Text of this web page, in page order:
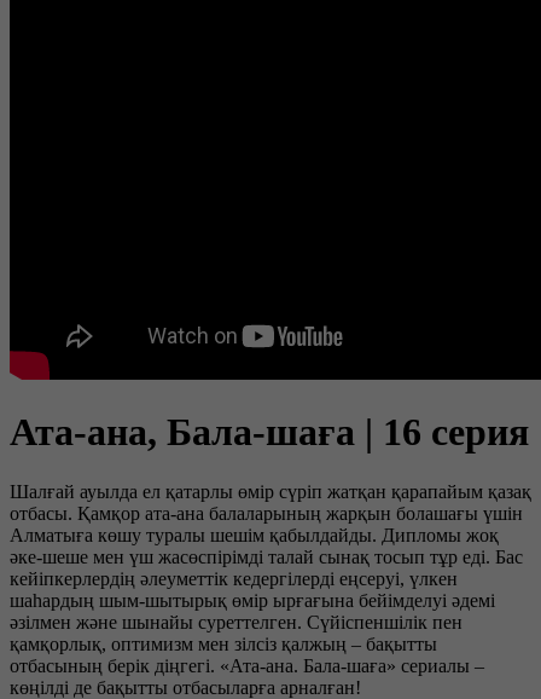
Ата-ана, Бала-шаға | 16 серия
Шалғай ауылда ел қатарлы өмір сүріп жатқан қарапайым қазақ
отбасы. Қамқор ата-ана балаларының жарқын болашағы үшін
Алматыға көшу туралы шешім қабылдайды. Дипломы жоқ
әке-шеше мен үш жасөспірімді талай сынақ тосып тұр еді. Бас
кейіпкерлердің әлеуметтік кедергілерді еңсеруі, үлкен
шаһардың шым-шытырық өмір ырғағына бейімделуі әдемі
әзілмен және шынайы суреттелген. Сүйіспеншілік пен
қамқорлық, оптимизм мен зілсіз қалжың – бақытты
отбасының берік діңгегі. «Ата-ана. Бала-шаға» сериалы –
көңілді де бақытты отбасыларға арналған!